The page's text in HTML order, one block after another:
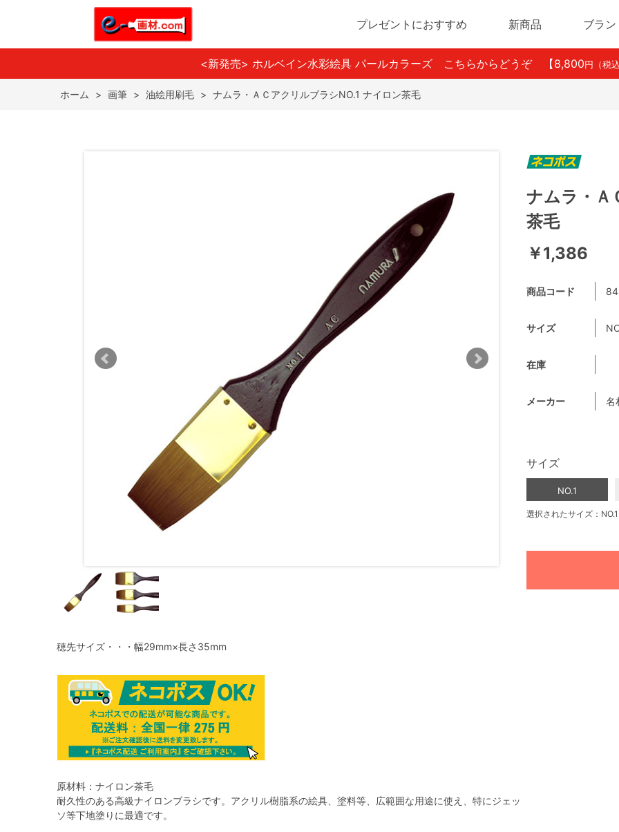
プレゼントにおすすめ 新商品 ブラン
<新発売> ホルベイン水彩絵具 パールカラーズ こちらからどうぞ 【8,800 円（税
ホーム > 画筆 > 油絵用刷毛 > ナムラ・ＡＣアクリルブラシNO.1 ナイロン茶毛
穂先サイズ・・・幅29mm×長さ35mm
原材料：ナイロン茶毛
耐久性のある高級ナイロンブラシです。アクリル樹脂系の絵具、塗料等、広範囲な用途に使え、特にジェッ
ソ等下地塗りに最適です。
ナムラ・Ａ
茶毛
￥1,386
商品コード
サイズ
在庫
メーカー 名
サイズ
NO.1
選択されたサイズ：NO.1